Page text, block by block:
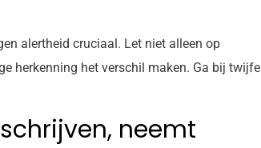
alertheid cruciaal. Let niet alleen op
herkenning het verschil maken. Ga bij twijfel
neemt